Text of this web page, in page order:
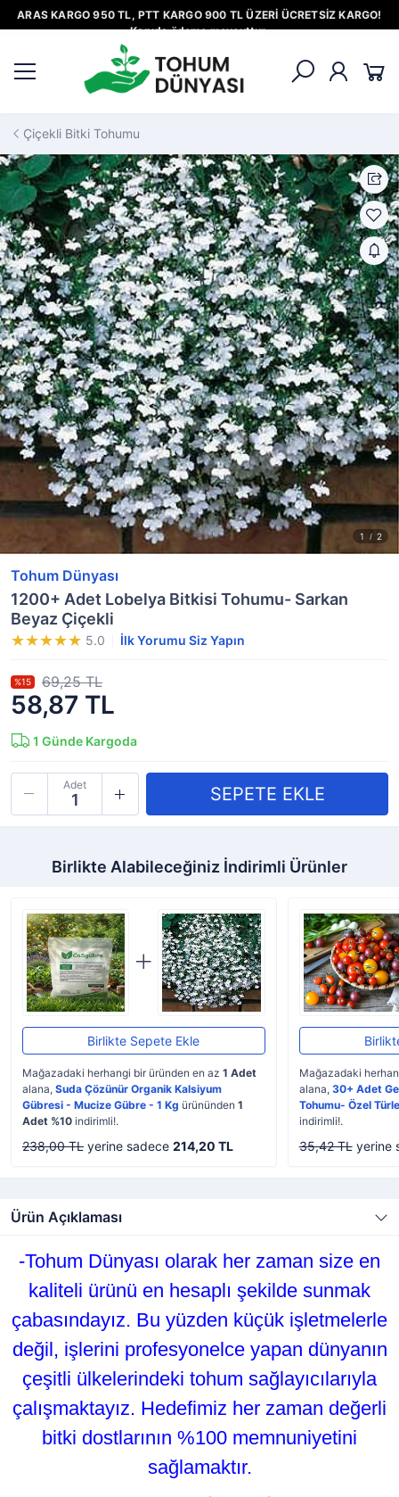
ARAS KARGO 950 TL, PTT KARGO 900 TL ÜZERİ ÜCRETSİZ KARGO!
Kapıda ödeme mevcuttur.
Çiçekli Bitki Tohumu
Tohum Dünyası
1200+ Adet Lobelya Bitkisi Tohumu- Sarkan
Beyaz Çiçekli
5.0 İlk Yorumu Siz Yapın
58,87 TL
%15 69,25 TL
1 Günde Kargoda
Adet
Birlikte Alabileceğiniz İndirimli Ürünler
Birlikte Sepete Ekle
Mağazadaki herhangi bir üründen en az 1 Adet
alana, Suda Çözünür Organik Kalsiyum
Gübresi - Mucize Gübre - 1 Kg ürününden 1
Adet %10 indirimli!.
238,00 TL yerine sadece 214,20 TL
Mağazadaki
alana, 30+ Adet
Tohumu- Özel
indirimli!.
35,42 TLyerine
Ürün Açıklaması
-Tohum Dünyası olarak her zaman size en
kaliteli ürünü en hesaplı şekilde sunmak
çabasındayız. Bu yüzden küçük işletmelerle
değil, işlerini profesyonelce yapan dünyanın
çeşitli ülkelerindeki tohum sağlayıcılarıyla
çalışmaktayız. Hedefimiz her zaman değerli
bitki dostlarının %100 memnuniyetini
sağlamaktır.